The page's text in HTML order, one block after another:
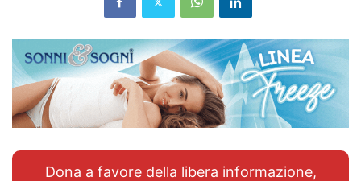
Dona a favore della libera informazione,